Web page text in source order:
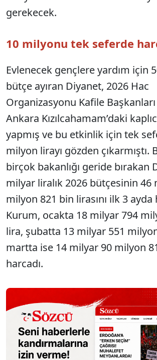
gerekecek.
10 milyonu tek seferde
Evlenecek gençlere yardım için
bütçe ayıran Diyanet, 2026 Hac
Organizasyonu Kafile Başkanları
Ankara Kızılcahamam’daki
yapmış ve bu etkinlik için tek
milyon lirayı gözden çıkarmıştı.
birçok bakanlığı geride bırakan
milyar liralık 2026 bütçesinin 46
milyon 821 bin lirasını ilk 3 ayda
Kurum, ocakta 18 milyar 794
lira, şubatta 13 milyar 551
martta ise 14 milyar 90 milyon
harcadı.